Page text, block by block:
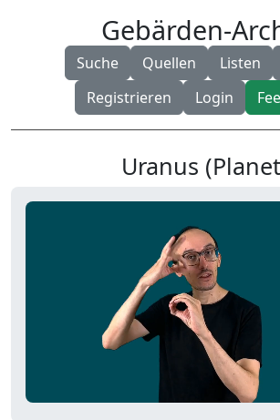
Gebärden-
Suche Quellen Listen
Registrieren
Login
Uranus